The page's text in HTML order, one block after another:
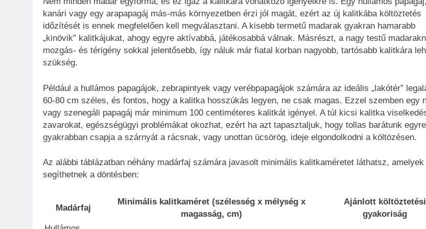
kanári vagy egy arapapagáj más-más környezetben érzi jól magát, ezért az új kalitkába költöztetés
időzítését is ennek megfelelően kell megválasztani. A kisebb termetű madarak gyakran hamarabb
„kinövik” kalitkájukat, ahogy egyre aktívabbá, játékosabbá válnak. Másrészt, a nagy testű
mozgás- és térigény sokkal jelentősebb, így náluk már fiatal korban nagyobb, tartósabb kalitkára
szükség.
Például a hullámos papagájok, zebrapintyek vagy verébpapagájok számára az ideális „lakótér”
60-80 cm széles, és fontos, hogy a kalitka hosszúkás legyen, ne csak magas. Ezzel szemben egy
vagy szenegáli papagáj már minimum 100 centiméteres kalitkát igényel. A túl kicsi kalitka
zavarokat, egészségügyi problémákat okozhat, ezért ha azt tapasztaljuk, hogy tollas barátunk egyre
gyakrabban csapja a szárnyát a rácsnak, vagy unottan ücsörög, ideje elgondolkodni a költözésen.
Az alábbi táblázatban néhány madárfaj számára javasolt minimális kalitkaméretet láthatsz, amelyek
segíthetnek a döntésben:
Madárfaj
Minimális kalitkaméret (szélesség x mélység x
magasság, cm)
Ajánlott költöztetési
gyakoriság